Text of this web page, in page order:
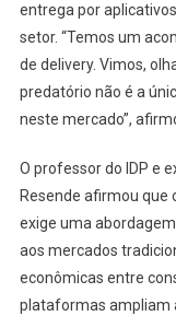
entrega por
setor. “Temos um
de delivery. Vimos,
predatório não é a
neste mercado”,
O professor do IDP e
Resende afirmou
exige uma
aos mercados
econômicas entre
plataformas ampliam